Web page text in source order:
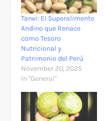
Tarwi: El Superalimento
Andino que Renace
como Tesoro
Nutricional y
Patrimonio del Perú
November 20, 2025
In "General"